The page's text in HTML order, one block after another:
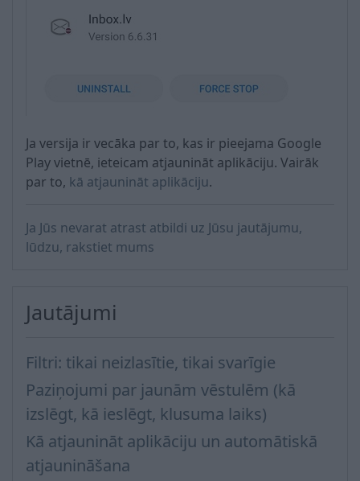
Ja versija ir vecāka par to, kas ir pieejama Google
Play vietnē, ieteicam atjaunināt aplikāciju. Vairāk
par to, kā atjaunināt aplikāciju.
Ja Jūs nevarat atrast atbildi uz Jūsu jautājumu,
lūdzu, rakstiet mums
Jautājumi
Filtri: tikai neizlasītie, tikai svarīgie
Paziņojumi par jaunām vēstulēm (kā
izslēgt, kā ieslēgt, klusuma laiks)
Kā atjaunināt aplikāciju un automātiskā
atjaunināšana